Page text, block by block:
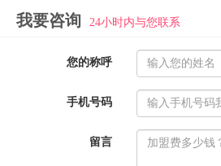
我要咨询 24小时内与您联系
您的称呼
手机号码
留言